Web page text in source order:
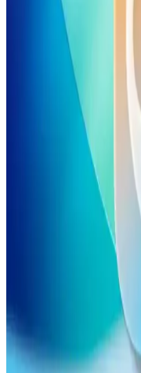
önemli gelişmeler sunacak.
Apple'ın Yapay
Federighi'nin
Apple, Craig Federighi
şekillendiriyor. Şirket, dış
özel optimize edilmiş
Kullanıcı deneyimi ve
Apple'ın Lockdown
Paralı Casus
Apple'ın Lockdown Modu,
saldırılarına karşı etkili
mod, tüm saldırı türlerine
2026 İlk Yarısında
Teknik Özellikleri
2026'nın ilk yarısında
RAM ile performansını
özellikleri bu modelde yer
gerçekleşecek.